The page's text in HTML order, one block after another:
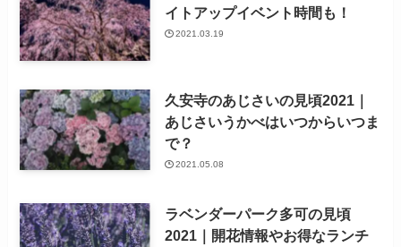
イトアップイベント時間も！
2021.03.19
久安寺のあじさいの見頃2021｜
あじさいうかべはいつからいつま
で？
2021.05.08
ラベンダーパーク多可の見頃
2021｜開花情報やお得なランチ